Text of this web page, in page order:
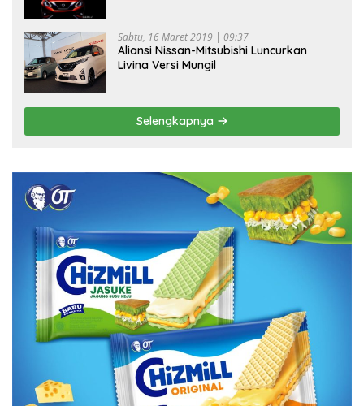
Sabtu, 16 Maret 2019 | 09:37
Aliansi Nissan-Mitsubishi Luncurkan
Livina Versi Mungil
Selengkapnya